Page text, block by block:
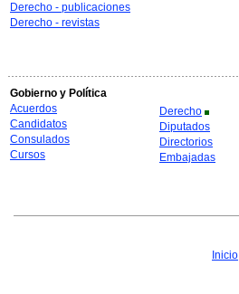
Derecho - publicaciones
Derecho - revistas
Gobierno y Política
Acuerdos
Candidatos
Consulados
Cursos
Derecho
Diputados
Directorios
Embajadas
Inicio